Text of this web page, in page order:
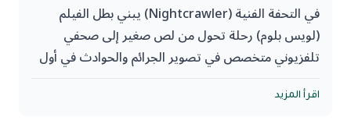
في التحفة الفنية (Nightcrawler) يبني بطل الفيلم
(لويس بلوم) رحلة تحول من لص صغير إلى صحفي
تلفزيوني متخصص في تصوير الجرائم والحوادث في أول
اقرأ المزيد